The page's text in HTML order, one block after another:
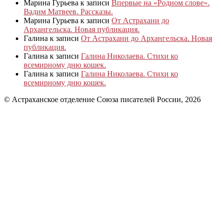
Марина Гурьева к записи Впервые на «Родном слове».
Вадим Матвеев. Рассказы.
Марина Гурьева к записи От Астрахани до
Архангельска. Новая публикация.
Галина к записи От Астрахани до Архангельска. Новая
публикация.
Галина к записи Галина Николаева. Стихи ко
всемирному дню кошек.
Галина к записи Галина Николаева. Стихи ко
всемирному дню кошек.
© Астраханское отделение Союза писателей России, 2026